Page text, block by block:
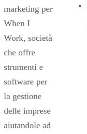
marketing per
When I
Work, società
che offre
strumenti e
software per
la gestione
delle imprese
aiutandole ad